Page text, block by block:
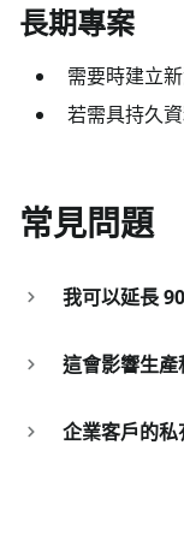
長期專案
需要時建立
若需具持久
常見問題
我可以延長
這會影響生產
企業客戶的私